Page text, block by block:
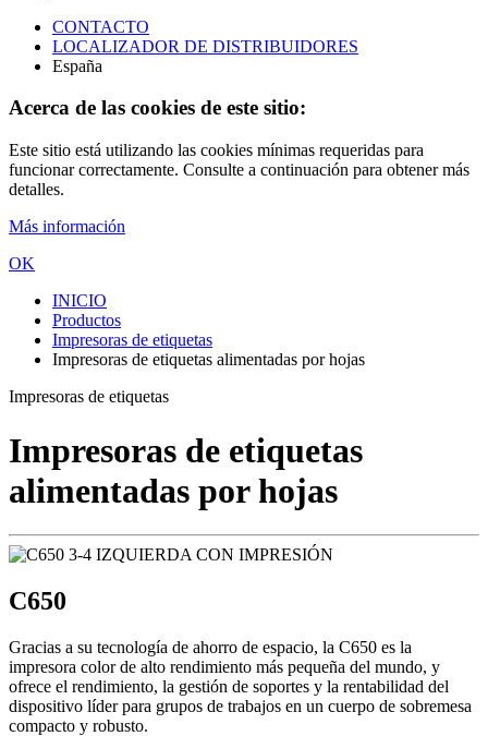
CONTACTO
LOCALIZADOR DE DISTRIBUIDORES
España
Acerca de las cookies de este sitio:
Este sitio está utilizando las cookies mínimas requeridas para
funcionar correctamente. Consulte a continuación para obtener más
detalles.
Más información
OK
INICIO
Productos
Impresoras de etiquetas
Impresoras de etiquetas alimentadas por hojas
Impresoras de etiquetas
Impresoras de etiquetas
alimentadas por hojas
C650
Gracias a su tecnología de ahorro de espacio, la C650 es la
impresora color de alto rendimiento más pequeña del mundo, y
ofrece el rendimiento, la gestión de soportes y la rentabilidad del
dispositivo líder para grupos de trabajos en un cuerpo de sobremesa
compacto y robusto.